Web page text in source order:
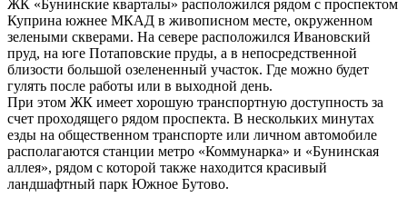
ЖК «Бунинские кварталы» расположился рядом с проспектом
Куприна южнее МКАД в живописном месте, окруженном
зелеными скверами. На севере расположился Ивановский
пруд, на юге Потаповские пруды, а в непосредственной
близости большой озелененный участок. Где можно будет
гулять после работы или в выходной день.
При этом ЖК имеет хорошую транспортную доступность за
счет проходящего рядом проспекта. В нескольких минутах
езды на общественном транспорте или личном автомобиле
располагаются станции метро «Коммунарка» и «Бунинская
аллея», рядом с которой также находится красивый
ландшафтный парк Южное Бутово.